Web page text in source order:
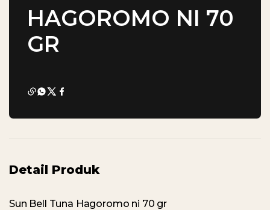
HAGOROMO NI 70
GR
Detail Produk
Sun Bell Tuna Hagoromo ni 70 gr